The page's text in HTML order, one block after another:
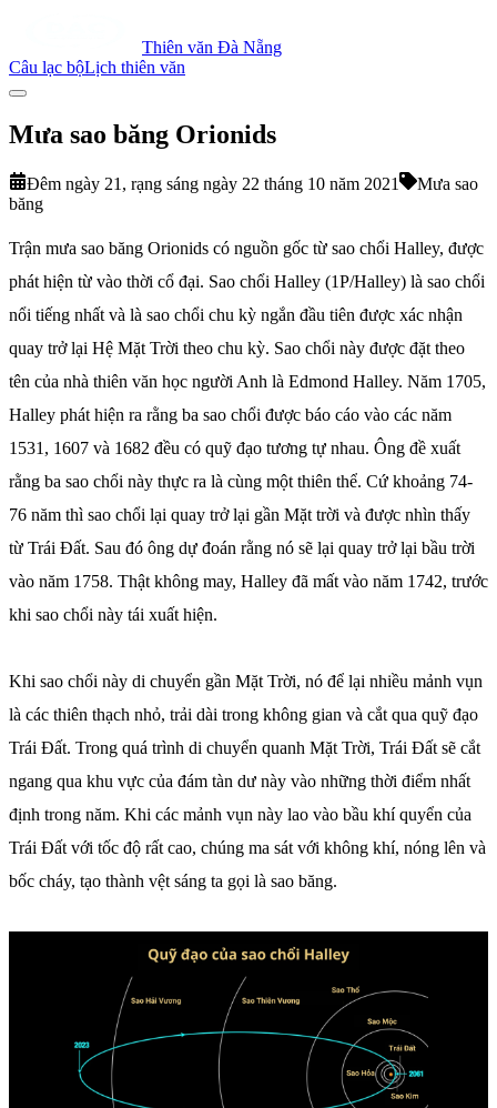
Thiên văn Đà Nẵng
Câu lạc bộLịch thiên văn
Mưa sao băng Orionids
Đêm ngày 21, rạng sáng ngày 22 tháng 10 năm 2021
Mưa sao
băng
Trận mưa sao băng Orionids có nguồn gốc từ sao chổi Halley, được
phát hiện từ vào thời cổ đại. Sao chổi Halley (1P/Halley) là sao chổi
nổi tiếng nhất và là sao chổi chu kỳ ngắn đầu tiên được xác nhận
quay trở lại Hệ Mặt Trời theo chu kỳ. Sao chổi này được đặt theo
tên của nhà thiên văn học người Anh là Edmond Halley. Năm 1705,
Halley phát hiện ra rằng ba sao chổi được báo cáo vào các năm
1531, 1607 và 1682 đều có quỹ đạo tương tự nhau. Ông đề xuất
rằng ba sao chổi này thực ra là cùng một thiên thể. Cứ khoảng 74-
76 năm thì sao chổi lại quay trở lại gần Mặt trời và được nhìn thấy
từ Trái Đất. Sau đó ông dự đoán rằng nó sẽ lại quay trở lại bầu trời
vào năm 1758. Thật không may, Halley đã mất vào năm 1742, trước
khi sao chổi này tái xuất hiện.
Khi sao chổi này di chuyển gần Mặt Trời, nó để lại nhiều mảnh vụn
là các thiên thạch nhỏ, trải dài trong không gian và cắt qua quỹ đạo
Trái Đất. Trong quá trình di chuyển quanh Mặt Trời, Trái Đất sẽ cắt
ngang qua khu vực của đám tàn dư này vào những thời điểm nhất
định trong năm. Khi các mảnh vụn này lao vào bầu khí quyển của
Trái Đất với tốc độ rất cao, chúng ma sát với không khí, nóng lên và
bốc cháy, tạo thành vệt sáng ta gọi là sao băng.